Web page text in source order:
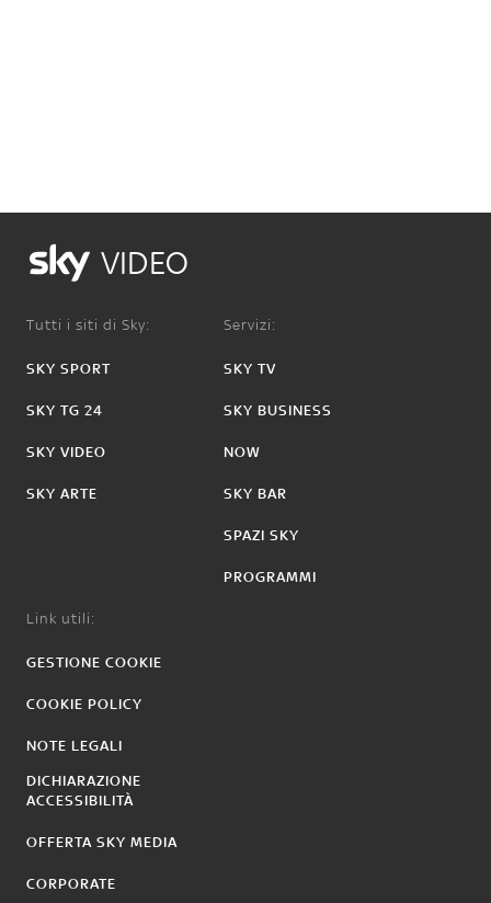
VIDEO
Tutti i siti di Sky:
SKY SPORT
SKY TG 24
SKY VIDEO
SKY ARTE
Servizi:
SKY TV
SKY BUSINESS
NOW
SKY BAR
SPAZI SKY
PROGRAMMI
Link utili:
GESTIONE COOKIE
COOKIE POLICY
NOTE LEGALI
DICHIARAZIONE
ACCESSIBILITÀ
OFFERTA SKY MEDIA
CORPORATE